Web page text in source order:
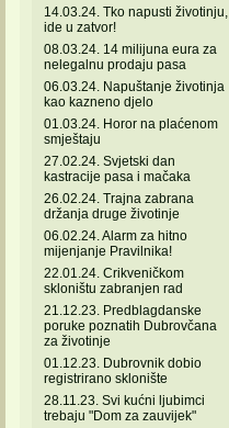
14.03.24. Tko napusti životinju,
ide u zatvor!
08.03.24. 14 milijuna eura za
nelegalnu prodaju pasa
06.03.24. Napuštanje životinja
kao kazneno djelo
01.03.24. Horor na plaćenom
smještaju
27.02.24. Svjetski dan
kastracije pasa i mačaka
26.02.24. Trajna zabrana
držanja druge životinje
06.02.24. Alarm za hitno
mijenjanje Pravilnika!
22.01.24. Crikveničkom
skloništu zabranjen rad
21.12.23. Predblagdanske
poruke poznatih Dubrovčana
za životinje
01.12.23. Dubrovnik dobio
registrirano sklonište
28.11.23. Svi kućni ljubimci
trebaju "Dom za zauvijek"